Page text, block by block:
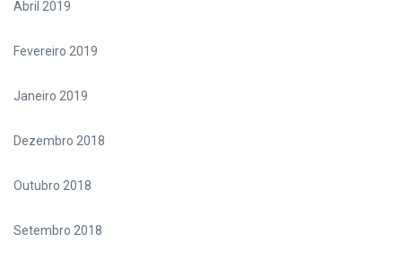
Abril 2019
Fevereiro 2019
Janeiro 2019
Dezembro 2018
Outubro 2018
Setembro 2018